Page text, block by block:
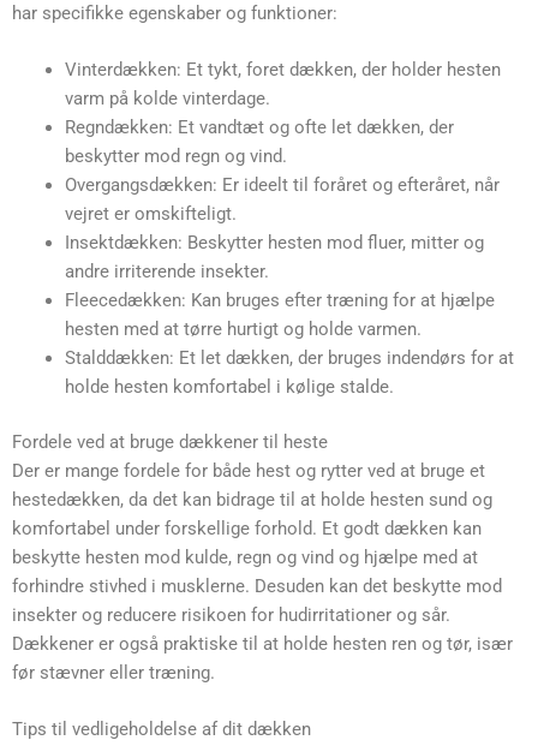
har specifikke egenskaber og funktioner:
Vinterdækken: Et tykt, foret dækken, der holder hesten
varm på kolde vinterdage.
Regndækken: Et vandtæt og ofte let dækken, der
beskytter mod regn og vind.
Overgangsdækken: Er ideelt til foråret og efteråret, når
vejret er omskifteligt.
Insektdækken: Beskytter hesten mod fluer, mitter og
andre irriterende insekter.
Fleecedækken: Kan bruges efter træning for at hjælpe
hesten med at tørre hurtigt og holde varmen.
Stalddækken: Et let dækken, der bruges indendørs for at
holde hesten komfortabel i kølige stalde.
Fordele ved at bruge dækkener til heste
Der er mange fordele for både hest og rytter ved at bruge et
hestedækken, da det kan bidrage til at holde hesten sund og
komfortabel under forskellige forhold. Et godt dækken kan
beskytte hesten mod kulde, regn og vind og hjælpe med at
forhindre stivhed i musklerne. Desuden kan det beskytte mod
insekter og reducere risikoen for hudirritationer og sår.
Dækkener er også praktiske til at holde hesten ren og tør, især
før stævner eller træning.
Tips til vedligeholdelse af dit dækken